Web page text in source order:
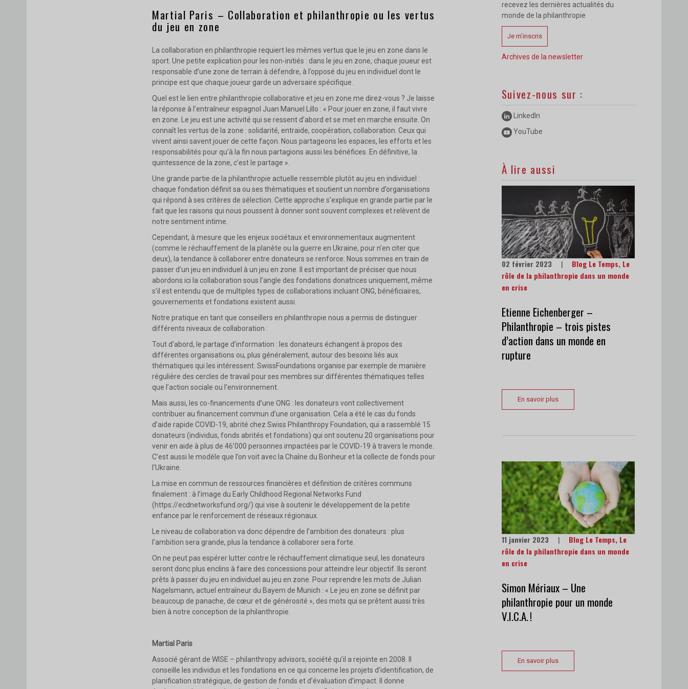
Martial Paris – Collaboration et philanthropie ou les vertus
du jeu en zone
La collaboration en philanthropie requiert les mêmes vertus que le jeu en zone dans le
sport. Une petite explication pour les non-initiés : dans le jeu en zone, chaque joueur est
responsable d’une zone de terrain à défendre, à l’opposé du jeu en individuel dont le
principe est que chaque joueur garde un adversaire spécifique.
Quel est le lien entre philanthropie collaborative et jeu en zone me direz-vous ? Je laisse
la réponse à l’entraîneur espagnol Juan Manuel Lillo : « Pour jouer en zone, il faut vivre
en zone. Le jeu est une activité qui se ressent d’abord et se met en marche ensuite. On
connaît les vertus de la zone : solidarité, entraide, coopération, collaboration. Ceux qui
vivent ainsi savent jouer de cette façon. Nous partageons les espaces, les efforts et les
responsabilités pour qu’à la fin nous partagions aussi les bénéfices. En définitive, la
quintessence de la zone, c’est le partage ».
Une grande partie de la philanthropie actuelle ressemble plutôt au jeu en individuel :
chaque fondation définit sa ou ses thématiques et soutient un nombre d’organisations
qui répond à ses critères de sélection. Cette approche s’explique en grande partie par le
fait que les raisons qui nous poussent à donner sont souvent complexes et relèvent de
notre sentiment intime.
Cependant, à mesure que les enjeux sociétaux et environnementaux augmentent
(comme le réchauffement de la planète ou la guerre en Ukraine, pour n’en citer que
deux), la tendance à collaborer entre donateurs se renforce. Nous sommes en train de
passer d’un jeu en individuel à un jeu en zone. Il est important de préciser que nous
abordons ici la collaboration sous l’angle des fondations donatrices uniquement, même
s’il est entendu que de multiples types de collaborations incluant ONG, bénéficiaires,
gouvernements et fondations existent aussi.
Notre pratique en tant que conseillers en philanthropie nous a permis de distinguer
différents niveaux de collaboration :
Tout d’abord, le partage d’information : les donateurs échangent à propos des
différentes organisations ou, plus généralement, autour des besoins liés aux
thématiques qui les intéressent. SwissFoundations organise par exemple de manière
régulière des cercles de travail pour ses membres sur différentes thématiques telles
que l’action sociale ou l’environnement.
Mais aussi, les co-financements d’une ONG : les donateurs vont collectivement
contribuer au financement commun d’une organisation. Cela a été le cas du fonds
d’aide rapide COVID-19, abrité chez Swiss Philanthropy Foundation, qui a rassemblé 15
donateurs (individus, fonds abrités et fondations) qui ont soutenu 20 organisations pour
venir en aide à plus de 46’000 personnes impactées par le COVID-19 à travers le monde.
C’est aussi le modèle que l’on voit avec la Chaîne du Bonheur et la collecte de fonds pour
l’Ukraine.
La mise en commun de ressources financières et définition de critères communs
finalement : à l’image du Early Childhood Regional Networks Fund
(https://ecdnetworksfund.org/) qui vise à soutenir le développement de la petite
enfance par le renforcement de réseaux régionaux.
Le niveau de collaboration va donc dépendre de l’ambition des donateurs : plus
l’ambition sera grande, plus la tendance à collaborer sera forte.
On ne peut pas espérer lutter contre le réchauffement climatique seul, les donateurs
seront donc plus enclins à faire des concessions pour atteindre leur objectif. Ils seront
prêts à passer du jeu en individuel au jeu en zone. Pour reprendre les mots de Julian
Nagelsmann, actuel entraîneur du Bayern de Munich : « Le jeu en zone se définit par
beaucoup de panache, de cœur et de générosité », des mots qui se prêtent aussi très
bien à notre conception de la philanthropie.
Martial Paris
Associé gérant de WISE – philanthropy advisors, société qu’il a rejointe en 2008. Il
conseille les individus et les fondations en ce qui concerne les projets d’identification, de
planification stratégique, de gestion de fonds et d’évaluation d’impact. Il donne
recevez les dernières actualités du
monde de la philanthropie
Je m’inscris
Archives de la newsletter
Suivez-nous sur :
LinkedIn
YouTube
À lire aussi
02 février 2023 | Blog Le Temps, Le
rôle de la philanthropie dans un monde
en crise
Etienne Eichenberger –
Philanthropie – trois pistes
d’action dans un monde en
rupture
En savoir plus
11 janvier 2023 | Blog Le Temps, Le
rôle de la philanthropie dans un monde
en crise
Simon Mériaux – Une
philanthropie pour un monde
V.I.C.A. !
En savoir plus